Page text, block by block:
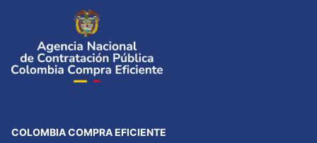
COLOMBIA COMPRA EFICIENTE